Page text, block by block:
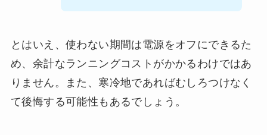
とはいえ、使わない期間は電源をオフにできるた
め、余計なランニングコストがかかるわけではあ
りません。また、寒冷地であればむしろつけなく
て後悔する可能性もあるでしょう。